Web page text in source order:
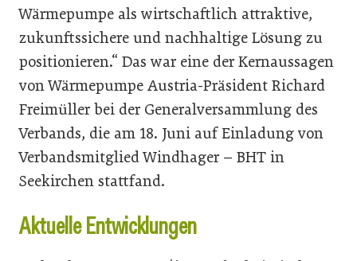
Wärmepumpe als wirtschaftlich attraktive,
zukunftssichere und nachhaltige Lösung zu
positionieren.“ Das war eine der Kernaussagen
von Wärmepumpe Austria-Präsident Richard
Freimüller bei der Generalversammlung des
Verbands, die am 18. Juni auf Einladung von
Verbandsmitglied Windhager – BHT in
Seekirchen stattfand.
Aktuelle Entwicklungen